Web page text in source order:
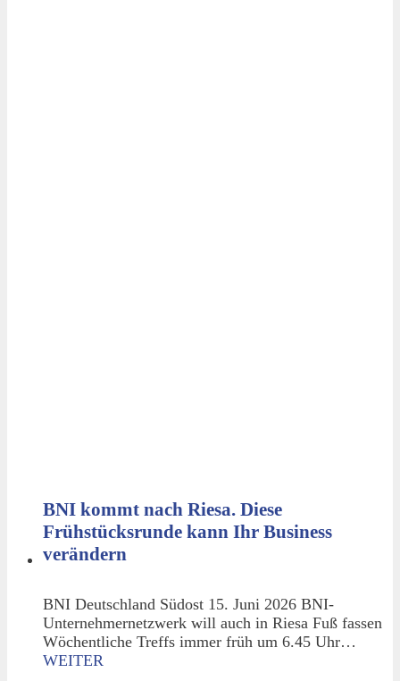
BNI kommt nach Riesa. Diese
Frühstücksrunde kann Ihr Business
verändern
BNI Deutschland Südost 15. Juni 2026 BNI-
Unternehmernetzwerk will auch in Riesa Fuß fassen
Wöchentliche Treffs immer früh um 6.45 Uhr…
WEITER